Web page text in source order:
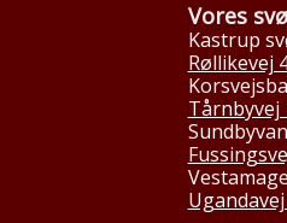
Vores
Kastrup
Røllikevej
Tårnbyvej